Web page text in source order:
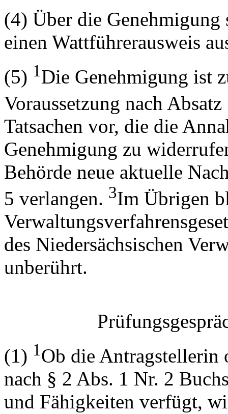
(4) Über die
einen Wattführerausweis
(5) 1Die Genehmigung ist
Voraussetzung nach
Tatsachen vor, die die
Genehmigung zu
Behörde neue aktuelle
5 verlangen. 3Im Übrigen
des Niedersächsischen
unberührt.
(1) 1Ob die Antragstellerin
nach § 2 Abs. 1 Nr. 2
und Fähigkeiten verfügt,